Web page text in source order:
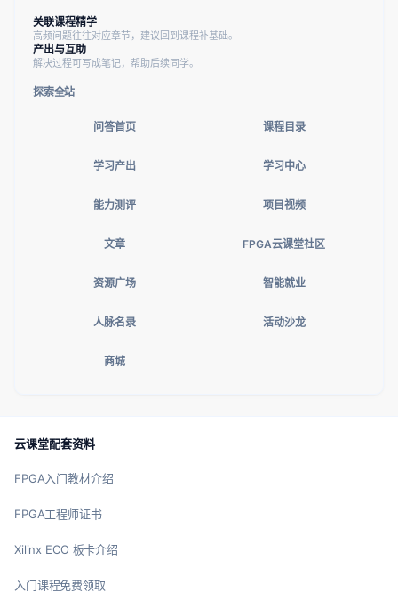
关联课程精学
高频问题往往对应章节，建议回到课程补基础。
产出与互助
解决过程可写成笔记，帮助后续同学。
探索全站
问答首页 课程目录
学习产出 学习中心
能力测评 项目视频
文章 FPGA云课堂社区
资源广场 智能就业
人脉名录 活动沙龙
商城
云课堂配套资料
FPGA入门教材介绍
FPGA工程师证书
Xilinx ECO 板卡介绍
入门课程免费领取